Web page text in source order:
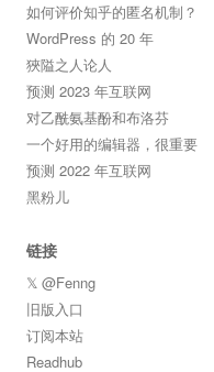
如何评价知乎的匿名机制？
WordPress 的 20 年
狹隘之人论人
预测 2023 年互联网
对乙酰氨基酚和布洛芬
一个好用的编辑器，很重要
预测 2022 年互联网
黑粉儿
链接
𝕏 @Fenng
旧版入口
订阅本站
Readhub